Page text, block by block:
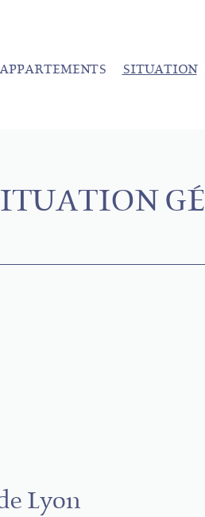
APPARTEMENTS SITUATION
Lyon